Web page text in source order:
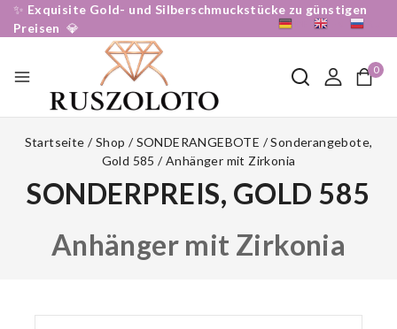
✨ Exquisite Gold- und Silberschmuckstücke zu günstigen
Preisen 💎
0
Startseite / Shop / SONDERANGEBOTE / Sonderangebote,
Gold 585 / Anhänger mit Zirkonia
SONDERPREIS, GOLD 585
Anhänger mit Zirkonia